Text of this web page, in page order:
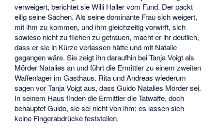
verweigert, berichtet sie Willi Haller vom Fund. Der packt
eilig seine Sachen. Als seine dominante Frau sich weigert,
mit ihm zu kommen, und ihm gleichzeitig vorwirft, sich
sowieso nicht zu fliehen zu getrauen, macht er ihr deutlich,
dass er sie in Kürze verlassen hätte und mit Natalie
gegangen wäre. Sie zeigt ihn daraufhin bei Tanja Voigt als
Mörder Natalies an und führt die Ermittler zu einem zweiten
Waffenlager im Gasthaus. Rita und Andreas wiederum
sagen vor Tanja Voigt aus, dass Guido Natalies Mörder sei.
In seinem Haus finden die Ermittler die Tatwaffe, doch
behauptet Guido, sie sei nicht von ihm; es lassen sich
keine Fingerabdrücke feststellen.